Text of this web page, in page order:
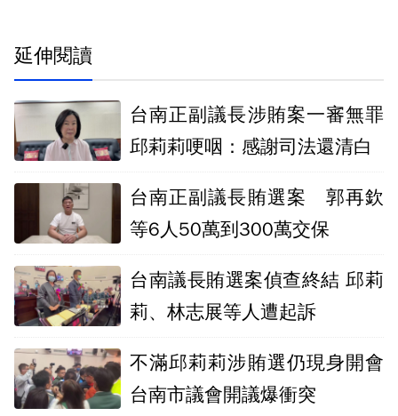
延伸閱讀
台南正副議長涉賄案一審無罪
邱莉莉哽咽：感謝司法還清白
台南正副議長賄選案 郭再欽
等6人50萬到300萬交保
台南議長賄選案偵查終結 邱莉
莉、林志展等人遭起訴
不滿邱莉莉涉賄選仍現身開會
台南市議會開議爆衝突